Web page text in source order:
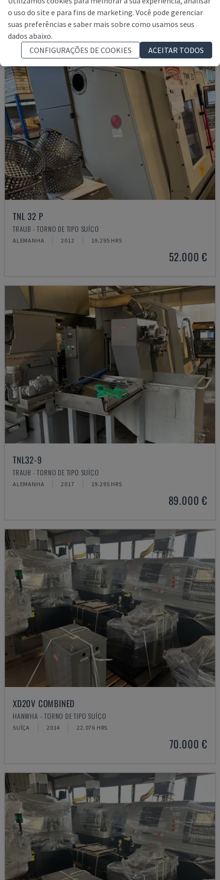
16.000 €
TNL 32 P
TRAUB - TORNO DE TIPO SUÍÇO
ALEMANHA 2012 19.295 HRS
52.000 €
TNL32-9
TRAUB - TORNO DE TIPO SUÍÇO
ALEMANHA 2017 19.295 HRS
89.000 €
XD20V COMBINED
HANWHA - TORNO DE TIPO SUÍÇO
SUÍÇA 2014 22.076 HRS
70.000 €
o uso do site e para fins de marketing. Você pode gerenciar
suas preferências e saber mais sobre como usamos seus
dados abaixo.
CONFIGURAÇÕES DE COOKIES
ACEITAR TODOS